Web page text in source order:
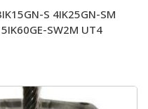
S 4IK25GN-SM
SW2M UT4